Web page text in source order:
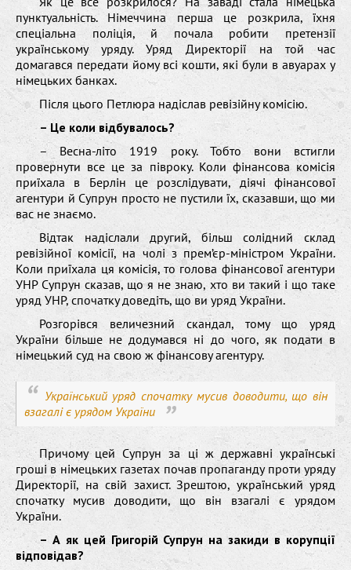
пунктуальність. Німеччина перша це розкрила, їхня
спеціальна поліція, й почала робити претензії
українському уряду. Уряд Директорії на той час
домагався передати йому всі кошти, які були в авуарах у
німецьких банках.
Після цього Петлюра надіслав ревізійну комісію.
– Це коли відбувалось?
– Весна-літо 1919 року. Тобто вони встигли
провернути все це за півроку. Коли фінансова комісія
приїхала в Берлін це розслідувати, діячі фінансової
агентури й Супрун просто не пустили їх, сказавши, що ми
вас не знаємо.
Відтак надіслали другий, більш солідний склад
ревізійної комісії, на чолі з прем’єр-міністром України.
Коли приїхала ця комісія, то голова фінансової агентури
УНР Супрун сказав, що я не знаю, хто ви такий і що таке
уряд УНР, спочатку доведіть, що ви уряд України.
Розгорівся величезний скандал, тому що уряд
України більше не додумався ні до чого, як подати в
німецький суд на свою ж фінансову агентуру.
Український уряд спочатку мусив доводити, що він
взагалі є урядом України
Причому цей Супрун за ці ж державні українські
гроші в німецьких газетах почав пропаганду проти уряду
Директорії, на свій захист. Зрештою, український уряд
спочатку мусив доводити, що він взагалі є урядом
України.
– А як цей Григорій Супрун на закиди в корупції
відповідав?